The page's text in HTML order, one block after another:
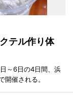
テル作り体
～6日の4日間、浜
催される。